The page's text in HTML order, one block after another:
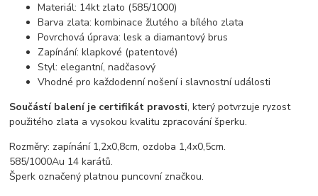
Materiál: 14kt zlato (585/1000)
Barva zlata: kombinace žlutého a bílého zlata
Povrchová úprava: lesk a diamantový brus
Zapínání: klapkové (patentové)
Styl: elegantní, nadčasový
Vhodné pro každodenní nošení i slavnostní události
Součástí balení je certifikát pravosti, který potvrzuje ryzost
použitého zlata a vysokou kvalitu zpracování šperku.
Rozměry: zapínání 1,2x0,8cm, ozdoba 1,4x0,5cm.
585/1000Au 14 karátů.
Šperk označený platnou puncovní značkou.